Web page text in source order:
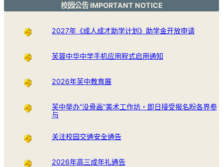
校园公告 IMPORTANT NOTICE
2027年《成人成才助学计划》助学金开放申请
芙蓉中华中学手机应用程式启用通知
2026年芙中教育展
芙中举办“没骨画”美术工作坊，即日接受报名盼各界参
与
关注校园交通安全通告
2026年高三成年礼通告